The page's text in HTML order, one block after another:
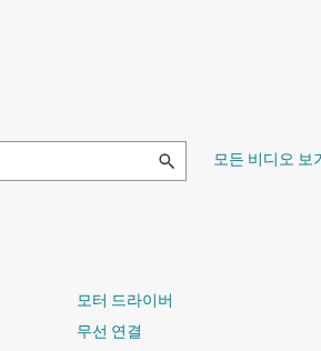
모든 비디오 보
모터 드라이버
무선 연결